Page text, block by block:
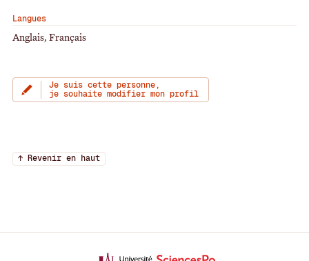
Langues
Anglais, Français
Je suis cette personne,
je souhaite modifier mon profil
↑ Revenir en haut